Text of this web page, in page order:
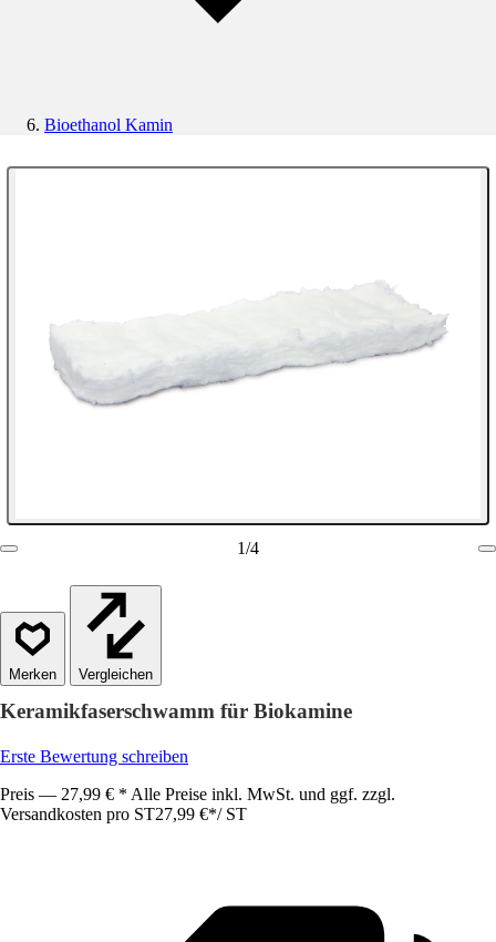
Bioethanol Kamin
1/4
Vergleichen
Keramikfaserschwamm für Biokamine
Erste Bewertung schreiben
Preis — 27,99 € * Alle Preise inkl. MwSt. und ggf. zzgl.
Versandkosten pro ST27,99 €*/ ST